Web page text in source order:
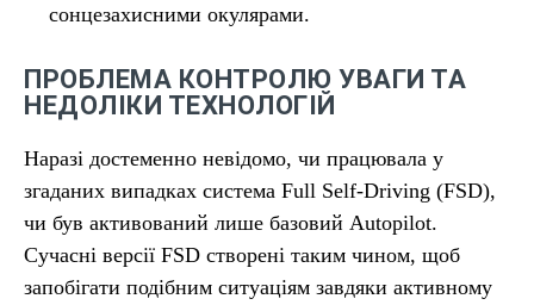
сонцезахисними окулярами.
ПРОБЛЕМА КОНТРОЛЮ УВАГИ ТА
НЕДОЛІКИ ТЕХНОЛОГІЙ
Наразі достеменно невідомо, чи працювала у
згаданих випадках система Full Self-Driving (FSD),
чи був активований лише базовий Autopilot.
Сучасні версії FSD створені таким чином, щоб
запобігати подібним ситуаціям завдяки активному